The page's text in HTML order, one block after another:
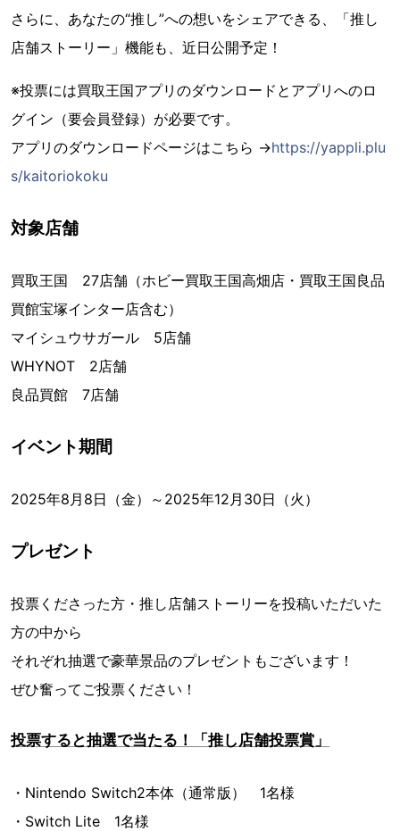
さらに、あなたの“推し”への想いをシェアできる、「推し
店舗ストーリー」機能も、近日公開予定！
※投票には買取王国アプリのダウンロードとアプリへのロ
グイン（要会員登録）が必要です。
アプリのダウンロードページはこちら →https://yappli.plu
s/kaitoriokoku
対象店舗
買取王国 27店舗（ホビー買取王国高畑店・買取王国良品
買館宝塚インター店含む）
マイシュウサガール 5店舗
WHYNOT 2店舗
良品買館 7店舗
イベント期間
2025年8月8日（金）～2025年12月30日（火）
プレゼント
投票くださった方・推し店舗ストーリーを投稿いただいた
方の中から
それぞれ抽選で豪華景品のプレゼントもございます！
ぜひ奮ってご投票ください！
投票すると抽選で当たる！「推し店舗投票賞」
・Nintendo Switch2本体（通常版） 1名様
・Switch Lite 1名様